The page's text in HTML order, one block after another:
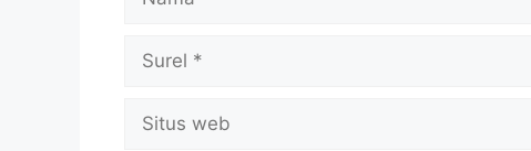
Surel
Situs
web